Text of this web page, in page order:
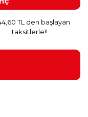
TL den başlayan
taksitlerle!!